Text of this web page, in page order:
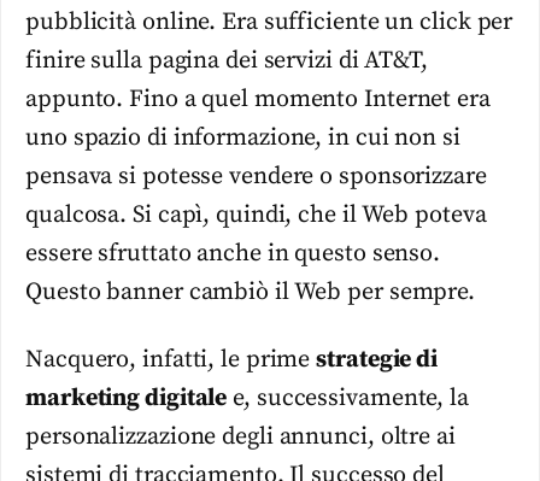
pubblicità online. Era sufficiente un click per
finire sulla pagina dei servizi di AT&T,
appunto. Fino a quel momento Internet era
uno spazio di informazione, in cui non si
pensava si potesse vendere o sponsorizzare
qualcosa. Si capì, quindi, che il Web poteva
essere sfruttato anche in questo senso.
Questo banner cambiò il Web per sempre.
Nacquero, infatti, le primestrategie di
marketing digitale e, successivamente, la
personalizzazione degli annunci, oltre ai